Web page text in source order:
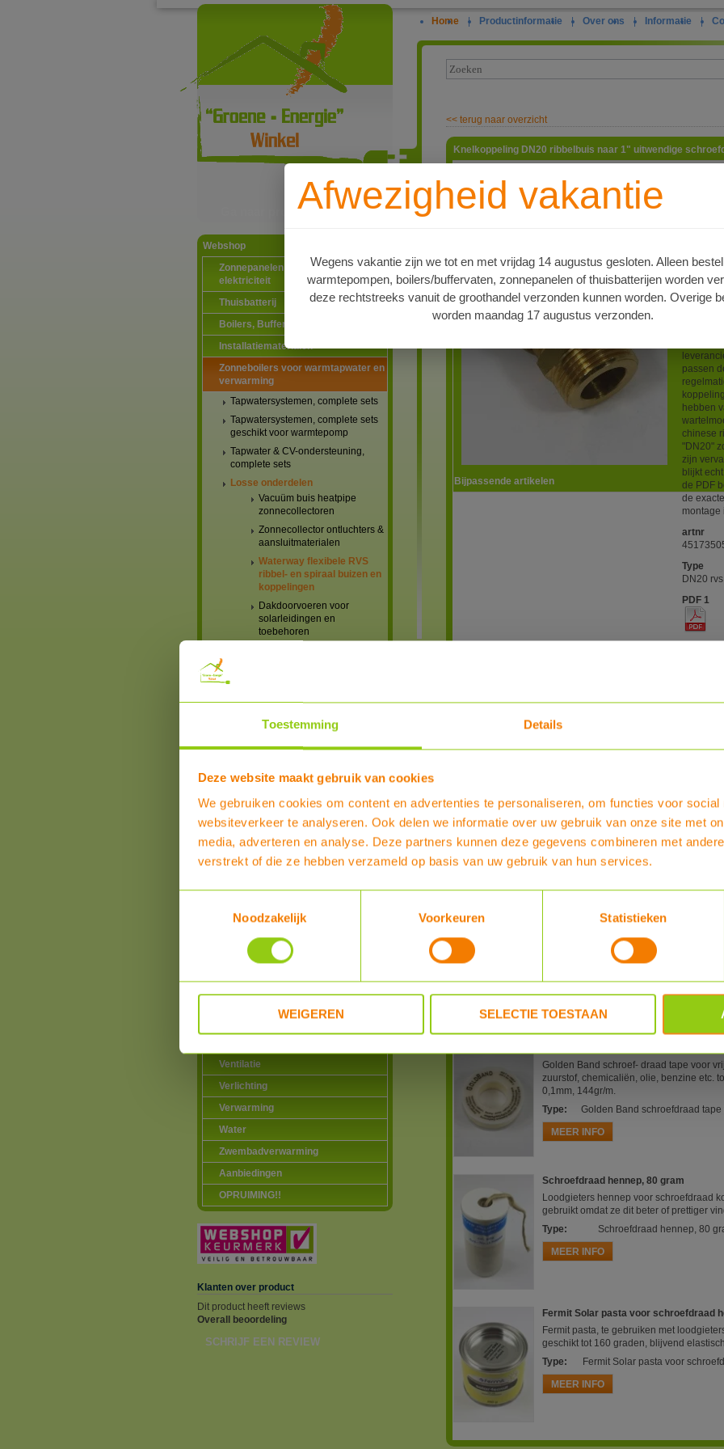
Toestemming Details
Deze website maakt gebruik van cookies
We gebruiken cookies om content en advertenties te personaliseren, om functies voor social
websiteverkeer te analyseren. Ook delen we informatie over uw gebruik van onze site met
media, adverteren en analyse. Deze partners kunnen deze gegevens combineren met
verstrekt of die ze hebben verzameld op basis van uw gebruik van hun services.
Noodzakelijk
Voorkeuren Statistieken
WEIGEREN SELECTIE TOESTAAN
Ga naar productinformatie
Webshop
Zonnepanelen PV-systemen
elektriciteit
Thuisbatterij
Boilers, Buffervaten en toebehoren
Installatiematerialen
Zonneboilers voor warmtapwater en
verwarming
Tapwatersystemen, complete sets
Tapwatersystemen, complete sets
geschikt voor warmtepomp
Tapwater & CV-ondersteuning,
complete sets
Losse onderdelen
Vacuüm buis heatpipe
zonnecollectoren
Zonnecollector ontluchters &
aansluitmaterialen
Waterway flexibele RVS
ribbel- en spiraal buizen en
koppelingen
Dakdoorvoeren voor
solarleidingen en
toebehoren
toebehoren
Zone kleppen
toebehoren
toebehoren
Hoge Temperatuur buis-
isolatie
Inlaatcombinaties,
Warmtepompen
Airco zonder buitenunit
Douche warmte-terugwinning
Elektriciteitsproducten
Elektrische vervoermiddelen
Ventilatie
Verlichting
Verwarming
Water
Zwembadverwarming
Aanbiedingen
OPRUIMING!!
Klanten over product
Dit product heeft reviews
Overall beoordeling
SCHRIJF EEN REVIEW
Home | Productinformatie | Over ons | Informatie |
Afwezigheid vakantie
Wegens vakantie zijn we tot en met vrijdag 14 augustus gesloten. Alleen
warmtepompen, boilers/buffervaten, zonnepanelen of thuisbatterijen worden
deze rechtstreeks vanuit de groothandel verzonden kunnen worden. Overige
worden maandag 17 augustus verzonden.
<< terug naar overzicht
Knelkoppeling DN20 ribbelbuis naar 1" uitwendige
Deze
snel is
stabiele
dan de
te
bestand
OP;
26,2mm
dat met
Veel
passen
hebben
chinese
"DN20"
zijn
blijkt
de PDF
de
montage
artnr
Type
DN20
PDF 1
PDF 3
Bijpassende artikelen
Reserve/vervangings knelring voor
Type:
Waterway knelring tbv DN20
MEER INFO
PTFE (Teflon) tape tot 260 graden
fijne schroefdraad. 12 meter lang 12mm
PTFE (Teflon) tape tot 260
Golden Band schroef- draad tape voor
zuurstof, chemicaliën, olie, benzine etc.
0,1mm, 144gr/m.
Type:
Golden Band schroefdraad tape
MEER INFO
Schroefdraad hennep, 80 gram
Loodgieters hennep voor schroefdraad
gebruikt omdat ze dit beter of prettiger
Type:
Schroefdraad hennep, 80
MEER INFO
Fermit Solar pasta voor schroefdraad
Fermit pasta, te gebruiken met
geschikt tot 160 graden, blijvend
Type:
Fermit Solar pasta voor
MEER INFO